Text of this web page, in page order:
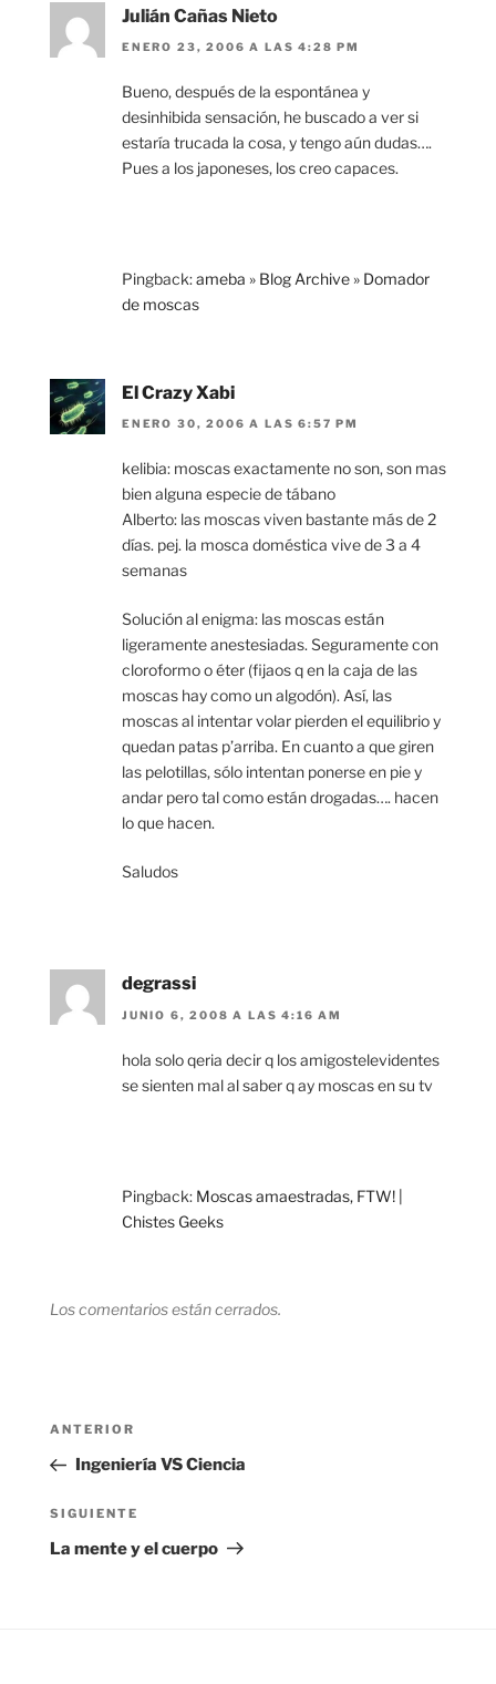
Julián Cañas Nieto
ENERO 23, 2006 A LAS 4:28 PM
Bueno, después de la espontánea y
desinhibida sensación, he buscado a ver si
estaría trucada la cosa, y tengo aún dudas….
Pues a los japoneses, los creo capaces.
Pingback:ameba » Blog Archive » Domador
de moscas
El Crazy Xabi
ENERO 30, 2006 A LAS 6:57 PM
kelibia: moscas exactamente no son, son mas
bien alguna especie de tábano
Alberto: las moscas viven bastante más de 2
días. pej. la mosca doméstica vive de 3 a 4
semanas
Solución al enigma: las moscas están
ligeramente anestesiadas. Seguramente con
cloroformo o éter (fijaos q en la caja de las
moscas hay como un algodón). Así, las
moscas al intentar volar pierden el equilibrio y
quedan patas p’arriba. En cuanto a que giren
las pelotillas, sólo intentan ponerse en pie y
andar pero tal como están drogadas…. hacen
lo que hacen.
Saludos
degrassi
JUNIO 6, 2008 A LAS 4:16 AM
hola solo qeria decir q los amigostelevidentes
se sienten mal al saber q ay moscas en su tv
Pingback: Moscas amaestradas, FTW! |
Chistes Geeks
Los comentarios están cerrados.
Navegación
entradas
Entrada
anterior:
ANTERIOR
Ingeniería VS Ciencia
Siguiente
entrada
SIGUIENTE
La mente y el cuerpo